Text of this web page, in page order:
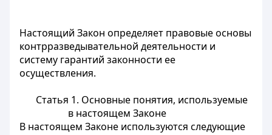
Настоящий Закон определяет правовые основы
контрразведывательной деятельности и
систему гарантий законности ее
осуществления.
Статья 1. Основные понятия, используемые
в настоящем Законе
В настоящем Законе используются следующие